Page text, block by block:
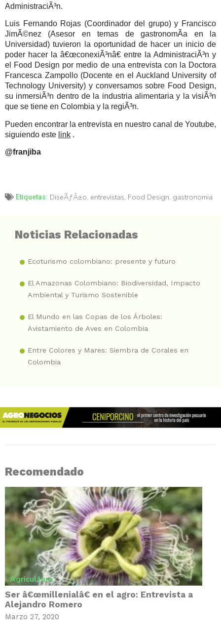
AdministraciÃ³n.
Luis Fernando Rojas (Coordinador del grupo) y Francisco
JimÃ©nez (Asesor en temas de gastronomÃ­a en la
Universidad) tuvieron la oportunidad de hacer un inicio de
poder hacer la â€œconexiÃ³nâ€ entre la AdministraciÃ³n y
el Food Design por medio de una entrevista con la Doctora
Francesca Zampollo (Docente en el Auckland University of
Technology University) y conversamos sobre Food Design,
su inmersiÃ³n dentro de la industria alimentaria y la visiÃ³n
que se tiene en Colombia y la regiÃ³n.
Pueden encontrar la entrevista en nuestro canal de Youtube,
siguiendo este link .
@franjiba
Etiquetas: DiseÃƒÂ±o, entrevistas, Food Design, gastronomia
Noticias Relacionadas
Ecoturismo colombiano: presente y futuro
El Amazonas Colombiano: Biodiversidad, Impacto
Ambiental y Turismo Sostenible
El Mundo en las Copas de los Árboles:
Avistamiento de Aves en Colombia
Entre Colores y Mares: Siembra de Corales en
Colombia
Recomendado
Agricultura
Ser â€œmillenialâ€ en el agro: Entrevista a
Alejandro Romero
Marzo 27, 2020